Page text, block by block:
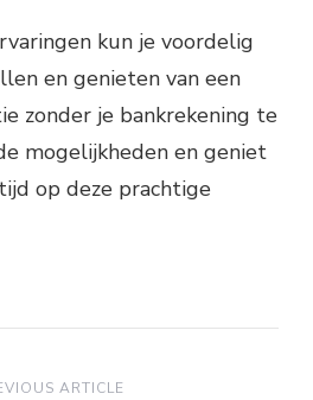
kun je voordelig
en genieten van een
zonder je bankrekening te
mogelijkheden en geniet
op deze prachtige
ARTICLE